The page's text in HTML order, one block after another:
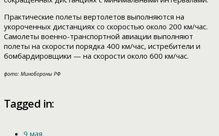
Практические полеты вертолетов выполняются на
укороченных дистанциях со скоростью около 200 км/час.
Самолеты военно-транспортной авиации выполняют
полеты на скорости порядка 400 км/час, истребители и
бомбардировщики — на скорости около 600 км/час.
фото: Минобороны РФ
Tagged in:
9 мая